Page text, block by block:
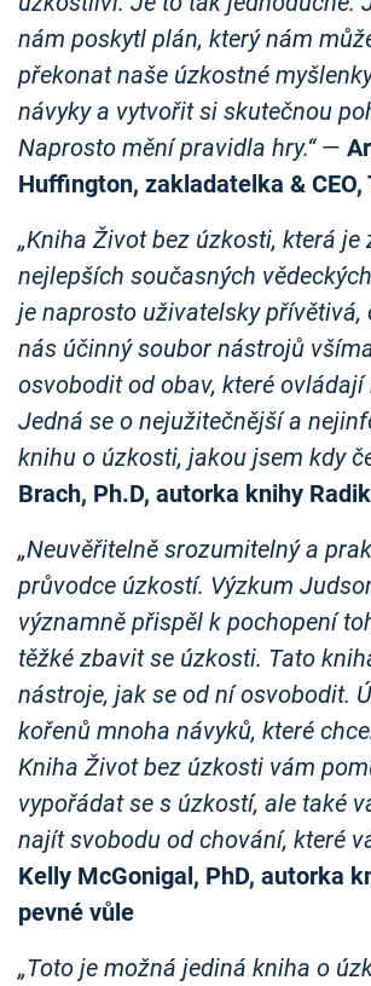
nám poskytl plán, který nám
překonat naše úzkostné
návyky a vytvořit si skutečnou
Naprosto mění pravidla hry.“—
Huffington, zakladatelka & CEO,
„Kniha Život bez úzkosti, která je
nejlepších současných
je naprosto uživatelsky přívětivá,
nás účinný soubor nástrojů
osvobodit od obav, které ovládají
Jedná se o nejužitečnější a
knihu o úzkosti, jakou jsem kdy
Brach, Ph.D, autorka knihy
„Neuvěřitelně srozumitelný a
průvodce úzkostí. Výzkum
významně přispěl k pochopení
těžké zbavit se úzkosti. Tato
nástroje, jak se od ní osvobodit.
kořenů mnoha návyků, které
Kniha Život bez úzkosti vám
vypořádat se s úzkostí, ale také
najít svobodu od chování, které
Kelly McGonigal, PhD, autorka
pevné vůle
„Toto je možná jediná kniha o